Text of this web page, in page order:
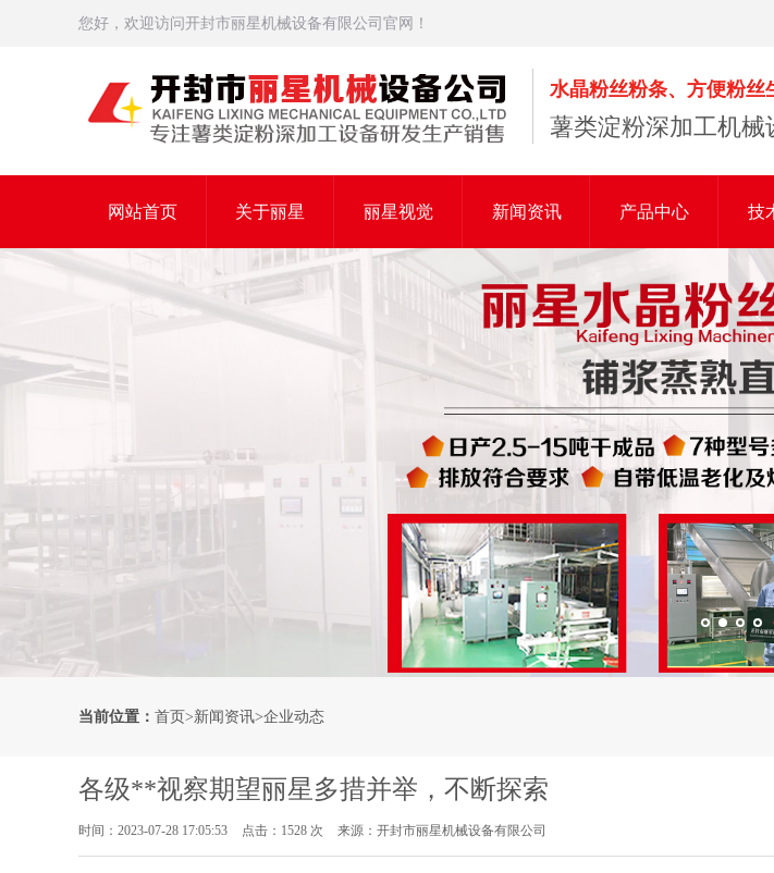
您好，欢迎访问开封市丽星机械设备有限公司官网！
水晶粉丝粉条、方便粉丝
薯类淀粉深加工机械
网站首页 关于丽星 丽星视觉 新闻资讯 产品中心 技
当前位置： 首页>新闻资讯>企业动态
各级**视察期望丽星多措并举，不断探索
时间：2023-07-28 17:05:53 点击：1528 次 来源：开封市丽星机械设备有限公司